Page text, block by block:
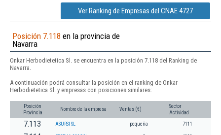
Ver Ranking de Empresas del CNAE 4727
Posición 7.118 en la provincia de
Navarra
Onkar Herbodietetica Sl. se encuentra en la posición 7.118 del Ranking de
Navarra.
A continuación podrá consultar la posición en el ranking de Onkar
Herbodietetica Sl. y empresas con posiciones similares:
Posición
Provincia
Nombre de la empresa Ventas (€)
Sector
Actividad
7.113 ASURSI SL pequeña 7111